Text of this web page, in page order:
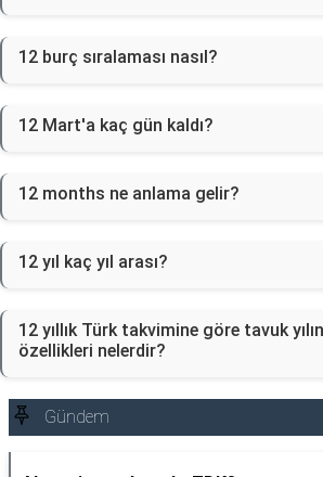
12 burç sıralaması nasıl?
12 Mart'a kaç gün kaldı?
12 months ne anlama gelir?
12 yıl kaç yıl arası?
12 yıllık Türk takvimine göre tavuk
özellikleri nelerdir?
Gündem